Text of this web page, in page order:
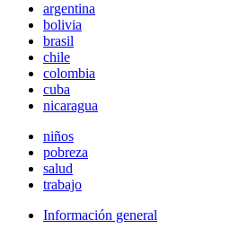
argentina
bolivia
brasil
chile
colombia
cuba
nicaragua
niños
pobreza
salud
trabajo
Información general